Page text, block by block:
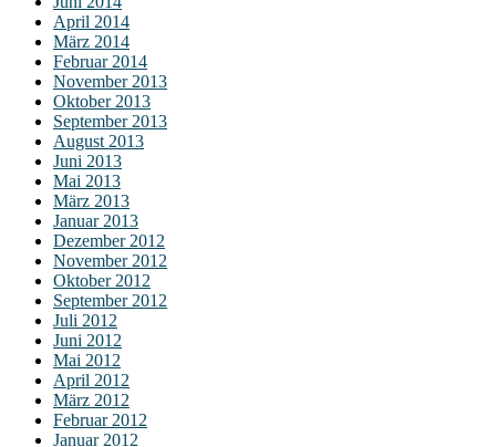
April 2014
März 2014
Februar 2014
November 2013
Oktober 2013
September 2013
August 2013
Juni 2013
Mai 2013
März 2013
Januar 2013
Dezember 2012
November 2012
Oktober 2012
September 2012
Juli 2012
Juni 2012
Mai 2012
April 2012
März 2012
Februar 2012
Januar 2012